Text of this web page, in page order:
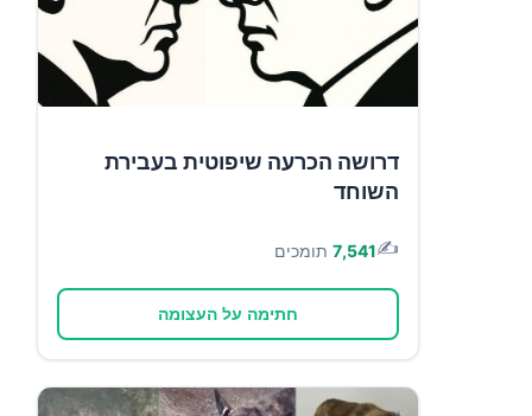
דרושה הכרעה שיפוטית בעבירת
השוחד
✍️
7,541 תומכים
חתימה על העצומה